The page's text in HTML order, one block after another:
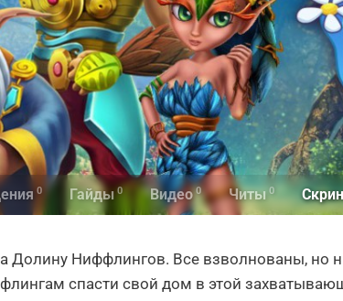
0 Гайды 0 Видео 0 Читы 0
Долину Ниффлингов. Все взволнованы, но
спасти свой дом в этой